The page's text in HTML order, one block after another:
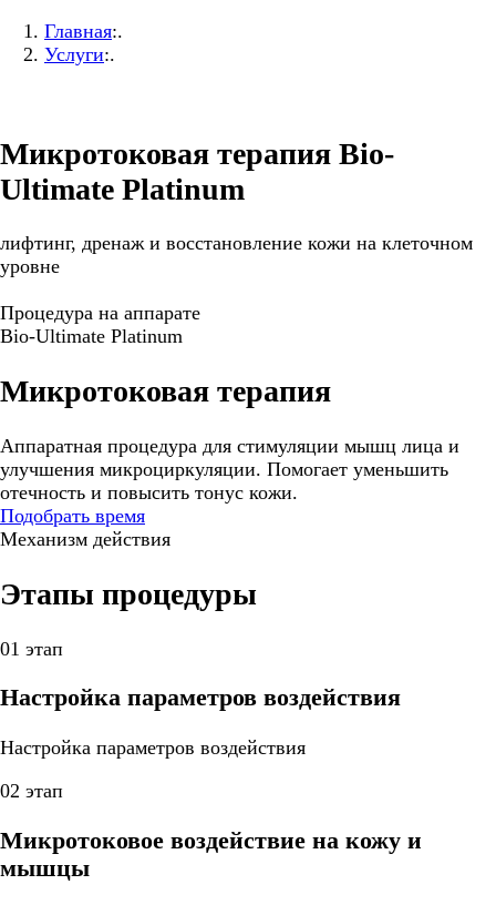
Главная:.
Услуги:.
Микротоковая терапия Bio-
Ultimate Platinum
лифтинг, дренаж и восстановление кожи на клеточном
уровне
Процедура на аппарате
Bio-Ultimate Platinum
Микротоковая терапия
Аппаратная процедура для стимуляции мышц лица и
улучшения микроциркуляции. Помогает уменьшить
отечность и повысить тонус кожи.
Подобрать время
Механизм действия
Этапы процедуры
01 этап
Настройка параметров воздействия
Настройка параметров воздействия
02 этап
Микротоковое воздействие на кожу и
мышцы